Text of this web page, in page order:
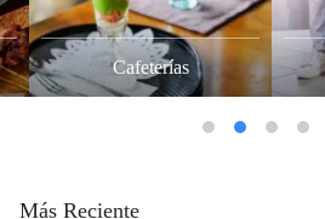
entertainment
Más Reciente